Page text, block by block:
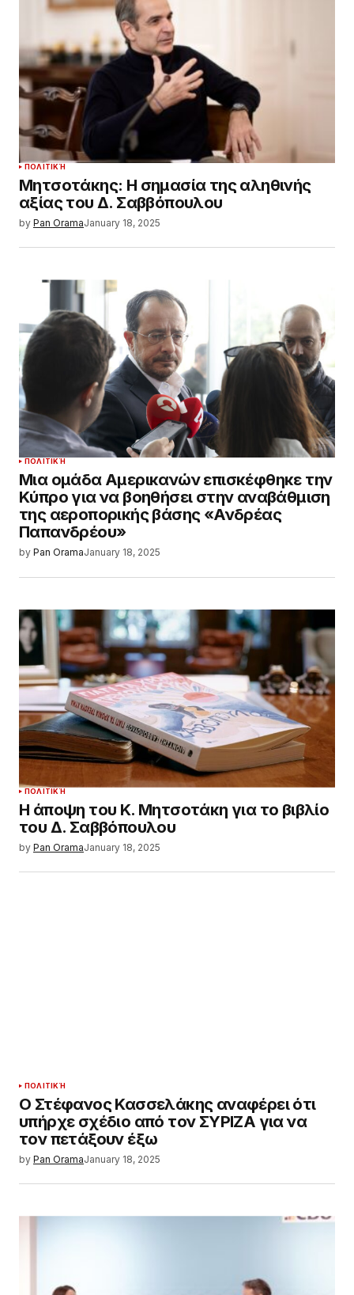
ΠΟΛΙΤΙΚΉ
Μητσοτάκης: Η σημασία της αληθινής
αξίας του Δ. Σαββόπουλου
by Pan OramaJanuary 18, 2025
ΠΟΛΙΤΙΚΉ
Μια ομάδα Αμερικανών επισκέφθηκε την
Κύπρο για να βοηθήσει στην αναβάθμιση
της αεροπορικής βάσης «Ανδρέας
Παπανδρέου»
by Pan OramaJanuary 18, 2025
ΠΟΛΙΤΙΚΉ
Η άποψη του Κ. Μητσοτάκη για το βιβλίο
του Δ. Σαββόπουλου
by Pan OramaJanuary 18, 2025
ΠΟΛΙΤΙΚΉ
Ο Στέφανος Κασσελάκης αναφέρει ότι
υπήρχε σχέδιο από τον ΣΥΡΙΖΑ για να
τον πετάξουν έξω
by Pan OramaJanuary 18, 2025